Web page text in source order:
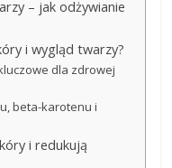
– jak odżywianie
i wygląd twarzy?
dla zdrowej
beta-karotenu i
i redukują